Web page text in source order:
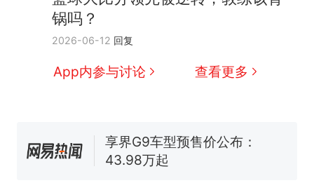
锅吗？
2026-06-12 回复
App内参与讨论 查看更多
官方通报
试前13名均遭淘汰？教育局：
已叫停招聘，成立调查组全面
核查
台风"白海豚"中心附近最大风
热 那个在床头放菜刀的女孩，
因老师一句“跟我回家”改写了